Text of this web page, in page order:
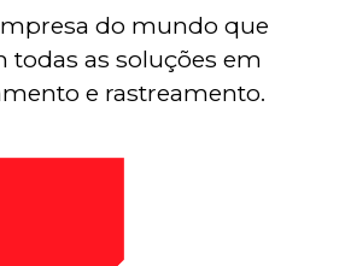
do mundo que
todas as soluções em
e rastreamento.